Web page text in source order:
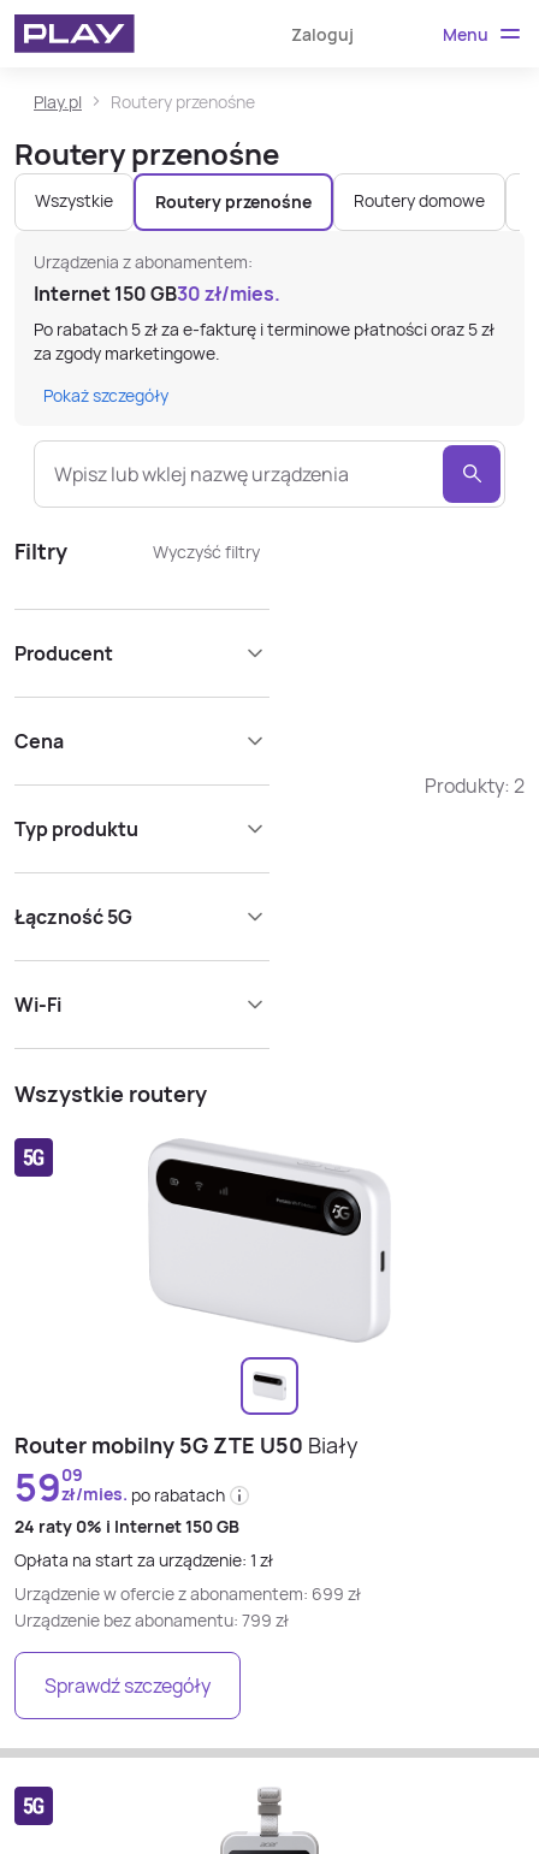
Zaloguj Menu
Play.pl Routery przenośne
Routery przenośne
Wszystkie Routery przenośne Routery domowe
Urządzenia z abonamentem:
Internet 150 GB30zł/mies.
Po rabatach 5 zł za e-fakturę i terminowe płatności oraz 5 zł
za zgody marketingowe.
Pokaż szczegóły
Wpisz lub wklej nazwę urządzenia
Filtry Wyczyść filtry
Producent
Cena
Typ produktu
Łączność 5G
Wi-Fi
Produkty: 2
Wszystkie routery
Router mobilny 5G ZTE U50 Biały
5909
zł/mies. po rabatach
24 raty 0% i Internet 150 GB
Opłata na start za urządzenie: 1 zł
Urządzenie w ofercie z abonamentem: 699 zł
Urządzenie bez abonamentu: 799 zł
Sprawdź szczegóły